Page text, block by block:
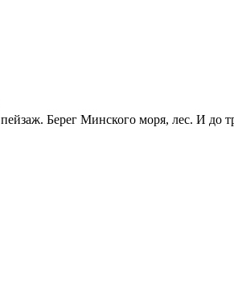
Берег Минского моря, лес. И до